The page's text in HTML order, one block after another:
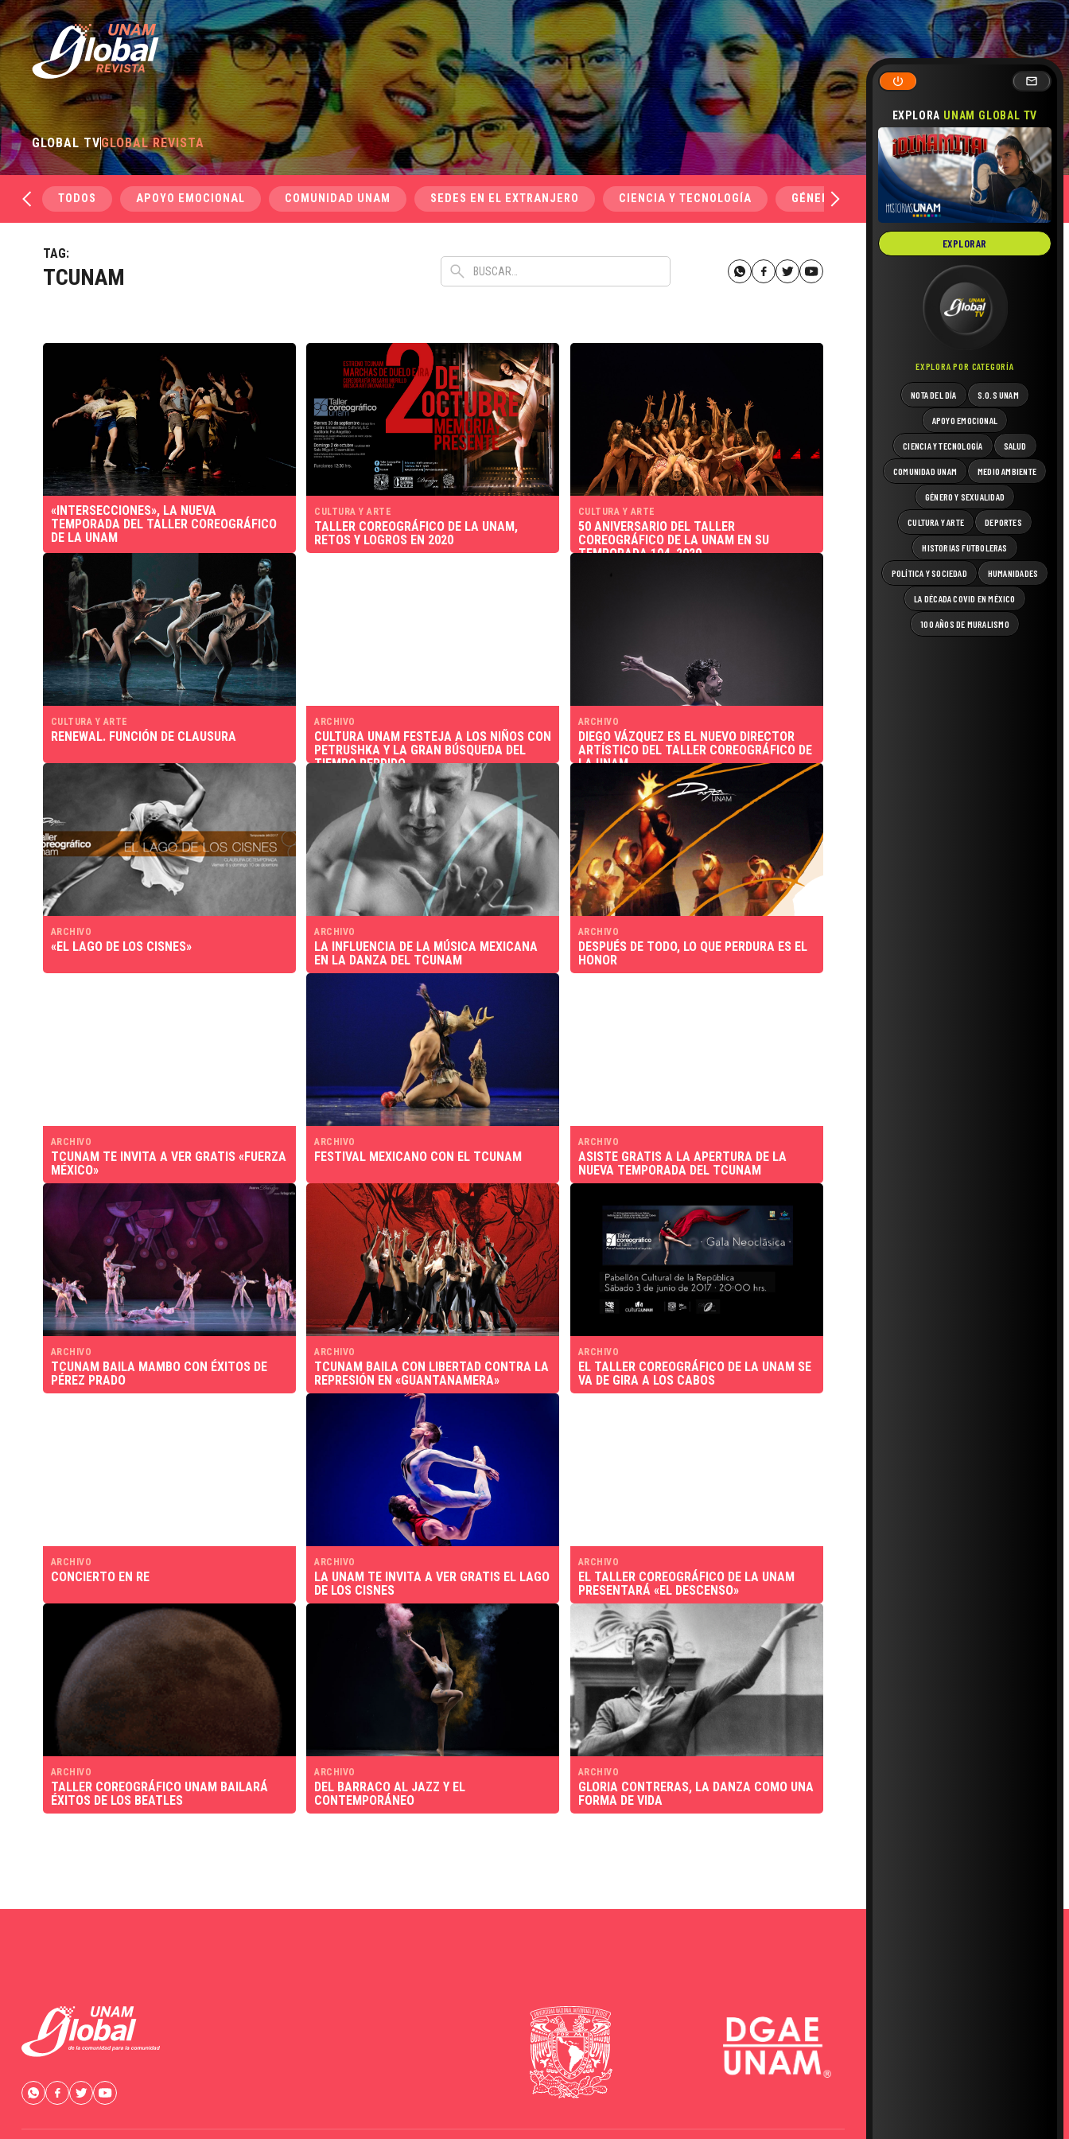
EXPLORA UNAM GLOBAL TV
EXPLORAR
EXPLORA POR CATEGORÍA
NOTA DEL DÍA S.O.S UNAM
APOYO EMOCIONAL
CIENCIA Y TECNOLOGÍA SALUD
COMUNIDAD UNAM MEDIO AMBIENTE
GÉNERO Y SEXUALIDAD
CULTURA Y ARTE DEPORTES
HISTORIAS FUTBOLERAS
POLÍTICA Y SOCIEDAD HUMANIDADES
LA DÉCADA COVID EN MÉXICO
100 AÑOS DE MURALISMO
GLOBAL TVGLOBAL REVISTA
TODOS APOYO EMOCIONAL COMUNIDAD UNAM SEDES EN EL EXTRANJERO CIENCIA Y TECNOLOGÍA GÉNERO Y SEXUALIDAD SALUD
TAG:
TCUNAM
«INTERSECCIONES», LA NUEVA
TEMPORADA DEL TALLER COREOGRÁFICO
DE LA UNAM
CULTURA Y ARTE
TALLER COREOGRÁFICO DE LA UNAM,
RETOS Y LOGROS EN 2020
CULTURA Y ARTE
50 ANIVERSARIO DEL TALLER
COREOGRÁFICO DE LA UNAM EN SU
TEMPORADA 104, 2020
CULTURA Y ARTE
RENEWAL. FUNCIÓN DE CLAUSURA
ARCHIVO
CULTURA UNAM FESTEJA A LOS NIÑOS CON
PETRUSHKA Y LA GRAN BÚSQUEDA DEL
TIEMPO PERDIDO
ARCHIVO
DIEGO VÁZQUEZ ES EL NUEVO DIRECTOR
ARTÍSTICO DEL TALLER COREOGRÁFICO DE
LA UNAM
ARCHIVO
«EL LAGO DE LOS CISNES»
ARCHIVO
LA INFLUENCIA DE LA MÚSICA MEXICANA
EN LA DANZA DEL TCUNAM
ARCHIVO
DESPUÉS DE TODO, LO QUE PERDURA ES EL
HONOR
ARCHIVO
TCUNAM TE INVITA A VER GRATIS «FUERZA
MÉXICO»
ARCHIVO
FESTIVAL MEXICANO CON EL TCUNAM
ARCHIVO
ASISTE GRATIS A LA APERTURA DE LA
NUEVA TEMPORADA DEL TCUNAM
ARCHIVO
TCUNAM BAILA MAMBO CON ÉXITOS DE
PÉREZ PRADO
ARCHIVO
TCUNAM BAILA CON LIBERTAD CONTRA LA
REPRESIÓN EN «GUANTANAMERA»
ARCHIVO
EL TALLER COREOGRÁFICO DE LA UNAM SE
VA DE GIRA A LOS CABOS
ARCHIVO
CONCIERTO EN RE
ARCHIVO
LA UNAM TE INVITA A VER GRATIS EL LAGO
DE LOS CISNES
ARCHIVO
EL TALLER COREOGRÁFICO DE LA UNAM
PRESENTARÁ «EL DESCENSO»
ARCHIVO
TALLER COREOGRÁFICO UNAM BAILARÁ
ÉXITOS DE LOS BEATLES
ARCHIVO
DEL BARRACO AL JAZZ Y EL
CONTEMPORÁNEO
ARCHIVO
GLORIA CONTRERAS, LA DANZA COMO UNA
FORMA DE VIDA